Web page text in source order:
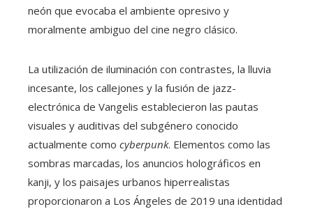
neón que evocaba el ambiente opresivo y
moralmente ambiguo del cine negro clásico.
La utilización de iluminación con contrastes, la lluvia
incesante, los callejones y la fusión de jazz-
electrónica de Vangelis establecieron las pautas
visuales y auditivas del subgénero conocido
actualmente como cyberpunk. Elementos como las
sombras marcadas, los anuncios holográficos en
kanji, y los paisajes urbanos hiperrealistas
proporcionaron a Los Ángeles de 2019 una identidad